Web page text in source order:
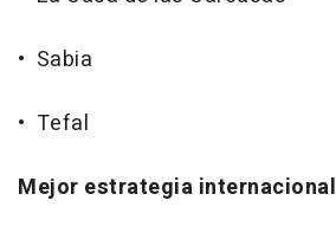
• Sabia
• Tefal
Mejor estrategia internacional